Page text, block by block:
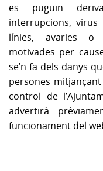
es puguin
interrupcions, virus
línies, avaries o
motivades per
se’n fa dels danys
persones
control de
advertirà
funcionament del